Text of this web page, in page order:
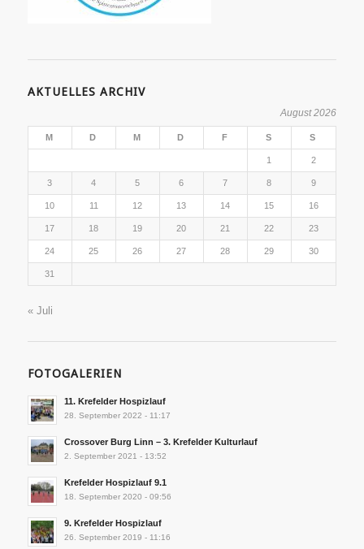
AKTUELLES ARCHIV
August 2026
M D M D F S S
1 2
3 4 5 6 7 8 9
10 11 12 13 14 15 16
17 18 19 20 21 22 23
24 25 26 27 28 29 30
31
« Juli
FOTOGALERIEN
11. Krefelder Hospizlauf
28. September 2022 - 11:17
Crossover Burg Linn – 3. Krefelder Kulturlauf
2. September 2021 - 13:52
Krefelder Hospizlauf 9.1
18. September 2020 - 09:56
9. Krefelder Hospizlauf
26. September 2019 - 11:16